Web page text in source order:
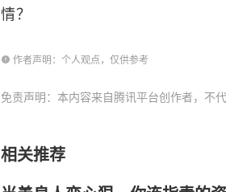
情？
作者声明：个人观点，仅供参考
免责声明：本内容来自腾讯平台创作者，不
相关推荐